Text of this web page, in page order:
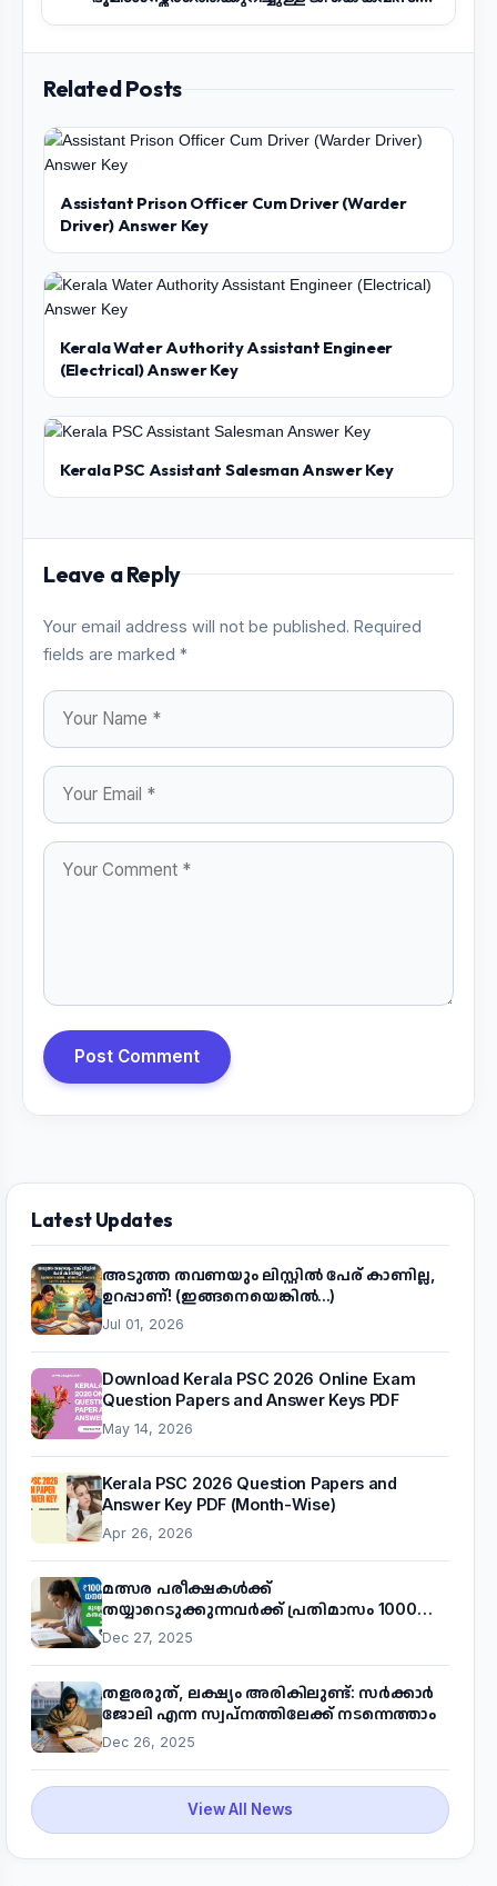
Related Posts
Assistant Prison Officer Cum Driver (Warder
Driver) Answer Key
Kerala Water Authority Assistant Engineer
(Electrical) Answer Key
Kerala PSC Assistant Salesman Answer Key
Leave a Reply
Your email address will not be published. Required
fields are marked *
Post Comment
Latest Updates
അടുത്ത തവണയും ലിസ്റ്റിൽ പേര് കാണില്ല,
ഉറപ്പാണ്! (ഇങ്ങനെയെങ്കിൽ...)
Jul 01, 2026
Download Kerala PSC 2026 Online Exam
Question Papers and Answer Keys PDF
May 14, 2026
Kerala PSC 2026 Question Papers and
Answer Key PDF (Month-Wise)
Apr 26, 2026
മത്സര പരീക്ഷകൾക്ക്
തയ്യാറെടുക്കുന്നവർക്ക് പ്രതിമാസം 1000
രൂപ! മുഖ്യമന്ത്രിയുടെ 'കണക്ട് ടു വർക്ക്'
പദ്ധതിയെക്കുറിച്ച് അറിയാം
Dec 27, 2025
തളരരുത്, ലക്ഷ്യം അരികിലുണ്ട്: സർക്കാർ
ജോലി എന്ന സ്വപ്നത്തിലേക്ക് നടന്നെത്താം
Dec 26, 2025
View All News